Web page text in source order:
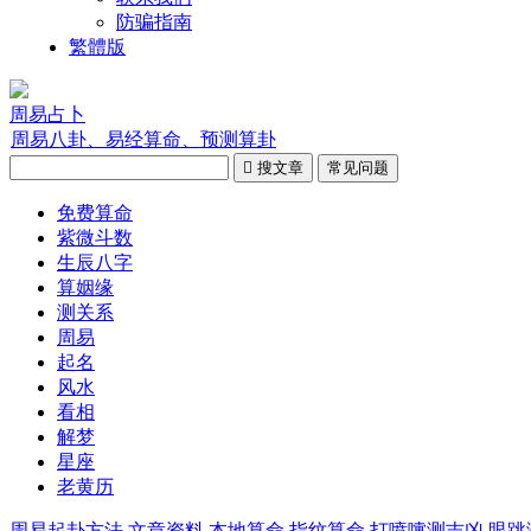
防骗指南
繁體版
周易占卜
周易八卦、易经算命、预测算卦
 搜文章 常见问题
免费算命
紫微斗数
生辰八字
算姻缘
测关系
周易
起名
风水
看相
解梦
星座
老黄历